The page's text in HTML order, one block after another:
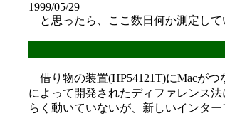
1999/05/29
と思ったら、ここ数日何か測定して
借り物の装置(HP54121T)にMacが
によって開発されたディファレンス
らく動いていないが、新しいインタ